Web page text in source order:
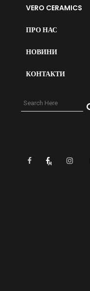
VERO CERAMICS
ПРО НАС
НОВИНИ
КОНТАКТИ